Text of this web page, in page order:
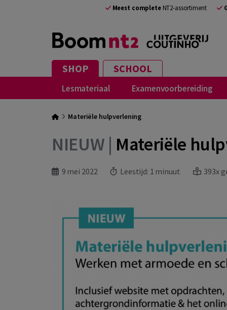
Meest completeNT2-assortiment
SHOP SCHOOL
Lesmateriaal Examenvoorbereiding
Materiële hulpverlening
NIEUW | Materiële
9 mei 2022 Leestijd: 1 minuut 393x